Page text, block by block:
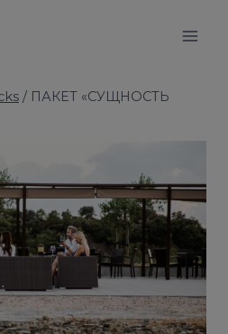
/ ПАКЕТ «СУЩНОСТЬ